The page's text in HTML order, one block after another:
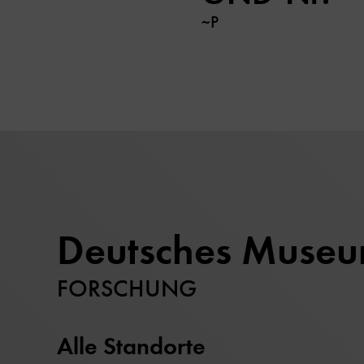
~P
Deutsches
FORSCHUNG
Alle Standorte